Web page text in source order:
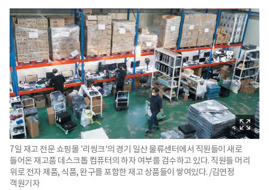
7일 재고 전문 쇼핑몰 '리씽크'의 경기 일산 물류센터에서 직원들이 새로
들어온 재고품 데스크톱 컴퓨터의 하자 여부를 검수하고 있다. 직원들 머리
위로 전자 제품, 식품, 완구를 포함한 재고 상품들이 쌓여있다. /김연정
객원기자